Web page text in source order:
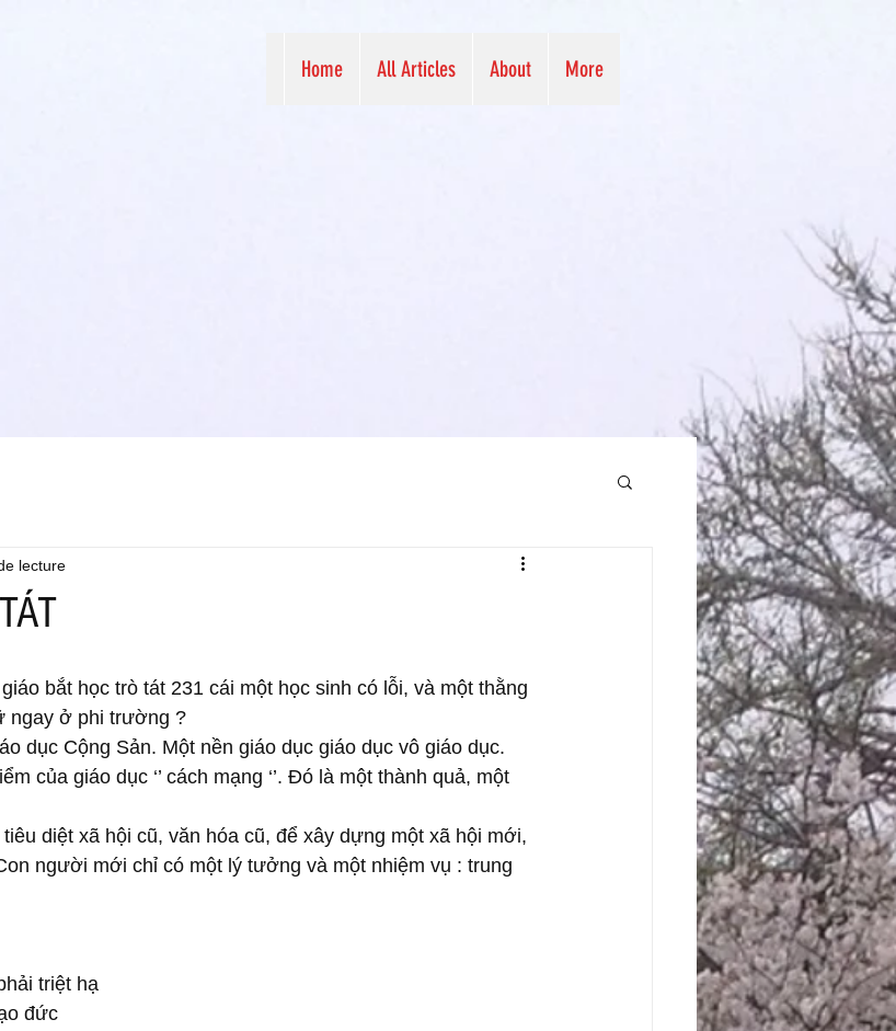
Home All Articles About More
lecture
bắt học trò tát 231 cái một học sinh có lỗi, và một thằng
ngay ở phi trường ?
dục Cộng Sản. Một nền giáo dục giáo dục vô giáo dục.
của giáo dục ‘’ cách mạng ‘’. Đó là một thành quả, một
diệt xã hội cũ, văn hóa cũ, để xây dựng một xã hội mới,
người mới chỉ có một lý tưởng và một nhiệm vụ : trung
triệt hạ
đức